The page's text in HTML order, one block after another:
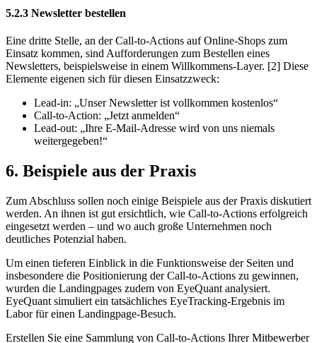
5.2.3 Newsletter bestellen
Eine dritte Stelle, an der Call-to-Actions auf Online-Shops zum
Einsatz kommen, sind Aufforderungen zum Bestellen eines
Newsletters, beispielsweise in einem Willkommens-Layer. [2] Diese
Elemente eigenen sich für diesen Einsatzzweck:
Lead-in: „Unser Newsletter ist vollkommen kostenlos“
Call-to-Action: „Jetzt anmelden“
Lead-out: „Ihre E-Mail-Adresse wird von uns niemals
weitergegeben!“
6. Beispiele aus der Praxis
Zum Abschluss sollen noch einige Beispiele aus der Praxis diskutiert
werden. An ihnen ist gut ersichtlich, wie Call-to-Actions erfolgreich
eingesetzt werden – und wo auch große Unternehmen noch
deutliches Potenzial haben.
Um einen tieferen Einblick in die Funktionsweise der Seiten und
insbesondere die Positionierung der Call-to-Actions zu gewinnen,
wurden die Landingpages zudem von EyeQuant analysiert.
EyeQuant simuliert ein tatsächliches EyeTracking-Ergebnis im
Labor für einen Landingpage-Besuch.
Erstellen Sie eine Sammlung von Call-to-Actions Ihrer Mitbewerber